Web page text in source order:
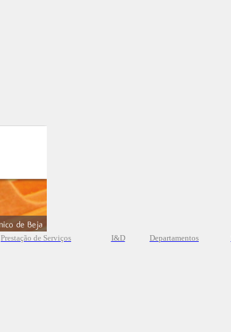
Prestação de Serviços I&D Departamentos